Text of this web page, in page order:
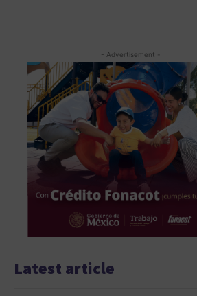
- Advertisement -
Latest article